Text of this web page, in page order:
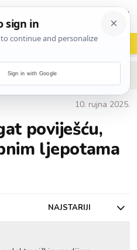
vrh! woot?!
NA ČLANAK
10. rujna 2025.
poviješću,
ljepotama
NAJSTARIJI
Sign in with Google